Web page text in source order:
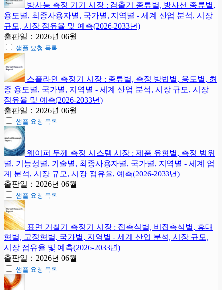
방사능 측정 기기 시장 : 검출기 종류별, 방사선 종류별,
용도별, 최종사용자별, 국가별, 지역별 - 세계 산업 분석, 시장
규모, 시장 점유율 및 예측(2026-2033년)
출판일：2026년 06월
샘플 요청 목록
스플라인 측정기 시장 : 종류별, 측정 방법별, 용도별, 최
종 용도별, 국가별, 지역별 - 세계 산업 분석, 시장 규모, 시장
점유율 및 예측(2026-2033년)
출판일：2026년 06월
샘플 요청 목록
웨이퍼 두께 측정 시스템 시장 : 제품 유형별, 측정 범위
별, 기능성별, 기술별, 최종사용자별, 국가별, 지역별 - 세계 업
계 분석, 시장 규모, 시장 점유율, 예측(2026-2033년)
출판일：2026년 06월
샘플 요청 목록
표면 거칠기 측정기 시장 : 접촉식별, 비접촉식별, 휴대
형별, 고정형별, 국가별, 지역별 - 세계 산업 분석, 시장 규모,
시장 점유율 및 예측(2026-2033년)
출판일：2026년 06월
샘플 요청 목록